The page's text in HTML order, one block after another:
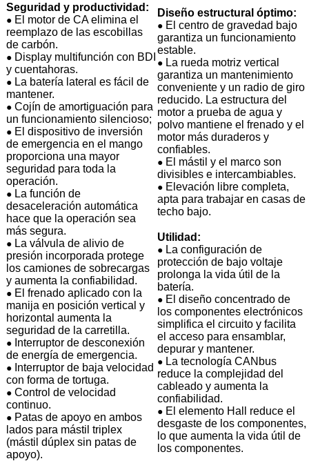
Seguridad y productividad:
● El motor de CA elimina el
reemplazo de las escobillas
de carbón.
● Display multifunción con BDI
y cuentahoras.
● La batería lateral es fácil de
mantener.
● Cojín de amortiguación para
un funcionamiento silencioso;
● El dispositivo de inversión
de emergencia en el mango
proporciona una mayor
seguridad para toda la
operación.
● La función de
desaceleración automática
hace que la operación sea
más segura.
● La válvula de alivio de
presión incorporada protege
los camiones de sobrecargas
y aumenta la confiabilidad.
● El frenado aplicado con la
manija en posición vertical y
horizontal aumenta la
seguridad de la carretilla.
● Interruptor de desconexión
de energía de emergencia.
● Interruptor de baja velocidad
con forma de tortuga.
● Control de velocidad
continuo.
● Patas de apoyo en ambos
lados para mástil triplex
(mástil dúplex sin patas de
apoyo).
Diseño estructural óptimo:
● El centro de gravedad bajo
garantiza un funcionamiento
estable.
● La rueda motriz vertical
garantiza un mantenimiento
conveniente y un radio de giro
reducido. La estructura del
motor a prueba de agua y
polvo mantiene el frenado y el
motor más duraderos y
confiables.
● El mástil y el marco son
divisibles e intercambiables.
● Elevación libre completa,
apta para trabajar en casas de
techo bajo.
Utilidad:
● La configuración de
protección de bajo voltaje
prolonga la vida útil de la
batería.
● El diseño concentrado de
los componentes electrónicos
simplifica el circuito y facilita
el acceso para ensamblar,
depurar y mantener.
● La tecnología CANbus
reduce la complejidad del
cableado y aumenta la
confiabilidad.
● El elemento Hall reduce el
desgaste de los componentes,
lo que aumenta la vida útil de
los componentes.